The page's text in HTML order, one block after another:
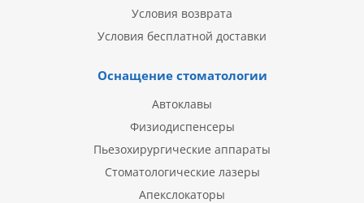
Условия возврата
Условия бесплатной доставки
Оснащение стоматологии
Автоклавы
Физиодиспенсеры
Пьезохирургические аппараты
Стоматологические лазеры
Апекслокаторы